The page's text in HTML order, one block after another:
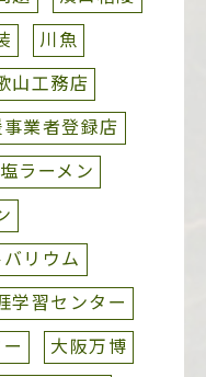
川魚
山工務店
業者登録店
塩ラーメン
リウム
学習センター
大阪万博